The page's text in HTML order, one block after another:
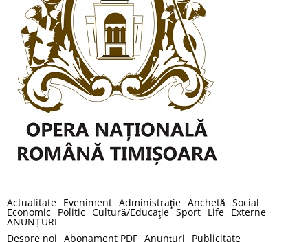
Actualitate Eveniment Administraţie Anchetă Social
Economic Politic Cultură/Educaţie Sport Life Externe
ANUNȚURI
Despre noi Abonament PDF Anunţuri Publicitate